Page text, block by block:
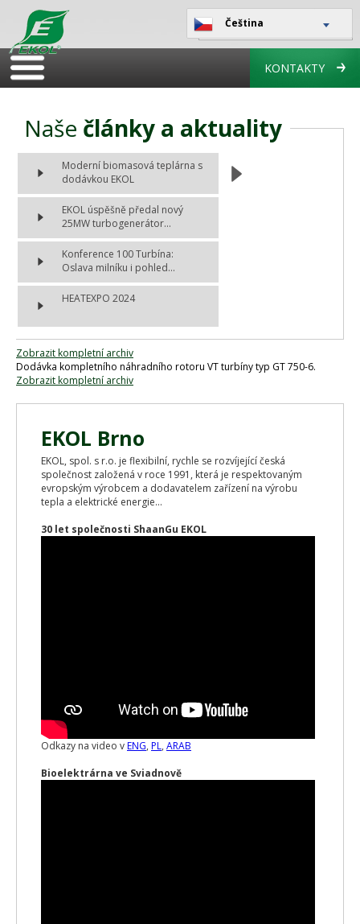
Čeština
KONTAKTY
Naše články a aktuality
Moderní biomasová teplárna s
dodávkou EKOL
EKOL úspěšně předal nový
25MW turbogenerátor...
Konference 100 Turbína:
Oslava milníku i pohled...
HEATEXPO 2024
Zobrazit kompletní archiv
Dodávka kompletního náhradního rotoru VT turbíny typ GT 750-6.
Zobrazit kompletní archiv
EKOL Brno
EKOL, spol. s r.o. je flexibilní, rychle se rozvíjející česká
společnost založená v roce 1991, která je respektovaným
evropským výrobcem a dodavatelem zařízení na výrobu
tepla a elektrické energie...
30 let společnosti ShaanGu EKOL
Odkazy na video vENG, PL, ARAB
Bioelektrárna ve Sviadnově